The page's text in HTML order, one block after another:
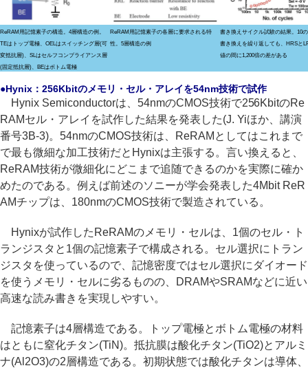
ReRAM用記憶素子の構造。4層構造の例。
TEはトップ電極、OELはスイッチング層(可
変抵抗層)、SLはセルフコンプライアンス層
(固定抵抗層)、BEはボトム電極
ReRAM用記憶素子の各層に要求される特
性。5層構造の例
書き換えサイクル試験の結果。10
書き換えを繰り返しても、HRSと
値の間に1,200倍の差がある
●Hynix：256Kbitのメモリ・セル・アレイを54nm技術で試作
Hynix Semiconductorは、54nmのCMOS技術で256KbitのRe
RAMセル・アレイを試作した結果を発表した(J. Yiほか、講演
番号3B-3)。54nmのCMOS技術は、ReRAMとしてはこれまで
で最も微細な加工技術だとHynixは主張する。言い換えると、
ReRAM技術が微細化にどこまで追随できるのかを実際に確か
めたのである。例えば前述のソニーが学会発表した4Mbit ReR
AMチップは、180nmのCMOS技術で製造されている。
Hynixが試作したReRAMのメモリ・セルは、1個のセル・ト
ランジスタと1個の記憶素子で構成される。セル選択にトラン
ジスタを使っているので、記憶密度ではセル選択にダイオード
を使うメモリ・セルに劣るものの、DRAMやSRAMなどに近い
高速な読み書きを実現しやすい。
記憶素子は4層構造である。トップ電極とボトム電極の材料
はともに窒化チタン(TiN)。抵抗膜は酸化チタン(TiO2)とアルミ
ナ(Al2O3)の2層構造である。初期状態では酸化チタンは導体、